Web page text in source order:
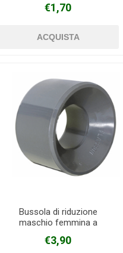
X 32 mm
€1,70
Bussola di riduzione
maschio femmina a
X 63 mm
€3,90